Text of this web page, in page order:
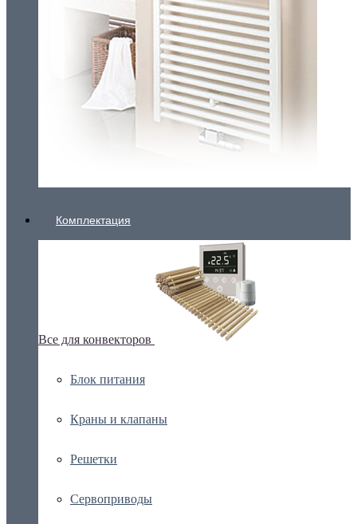
Комплектация
Все для конвекторов
Блок питания
Краны и клапаны
Решетки
Сервоприводы